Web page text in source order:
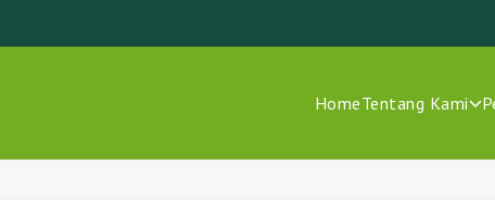
HomeTentang Kami